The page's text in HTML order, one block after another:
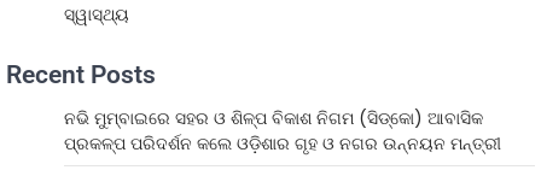
ସ୍ୱାସ୍ଥ୍ୟ
Recent Posts
ନଭି ମୁମ୍ବାଇରେ ସହର ଓ ଶିଳ୍ପ ବିକାଶ ନିଗମ (ସିଡ୍‌କୋ) ଆବାସିକ
ପ୍ରକଳ୍ପ ପରିଦର୍ଶନ କଲେ ଓଡ଼ିଶାର ଗୃହ ଓ ନଗର ଉନ୍ନୟନ ମନ୍ତ୍ରୀ